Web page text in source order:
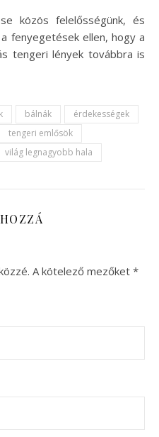
közös felelősségünk, és
fenyegetések ellen, hogy a
tengeri lények továbbra is
bálnák
érdekességek
tengeri emlősök
világ legnagyobb hala
A kötelező mezőket *